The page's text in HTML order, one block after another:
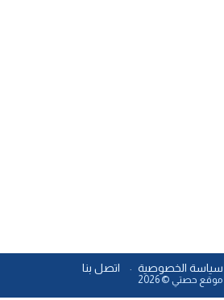
سياسة الخصوصية اتصل بنا
موقع حصتي © 2026